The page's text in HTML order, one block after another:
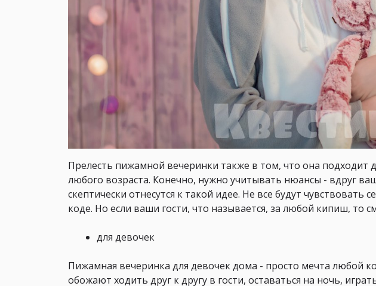
Прелесть пижамной вечеринки также в том, что она подходит
любого возраста. Конечно, нужно учитывать нюансы - вдруг
скептически отнесутся к такой идее. Не все будут чувствовать
коде. Но если ваши гости, что называется, за любой кипиш, то
для девочек
Пижамная вечеринка для девочек дома - просто мечта любой
обожают ходить друг к другу в гости, оставаться на ночь,